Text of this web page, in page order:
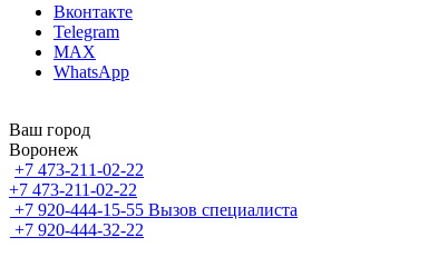
Вконтакте
Telegram
MAX
WhatsApp
Ваш город
Воронеж
+7 473-211-02-22
+7 473-211-02-22
+7 920-444-15-55 Вызов специалиста
+7 920-444-32-22